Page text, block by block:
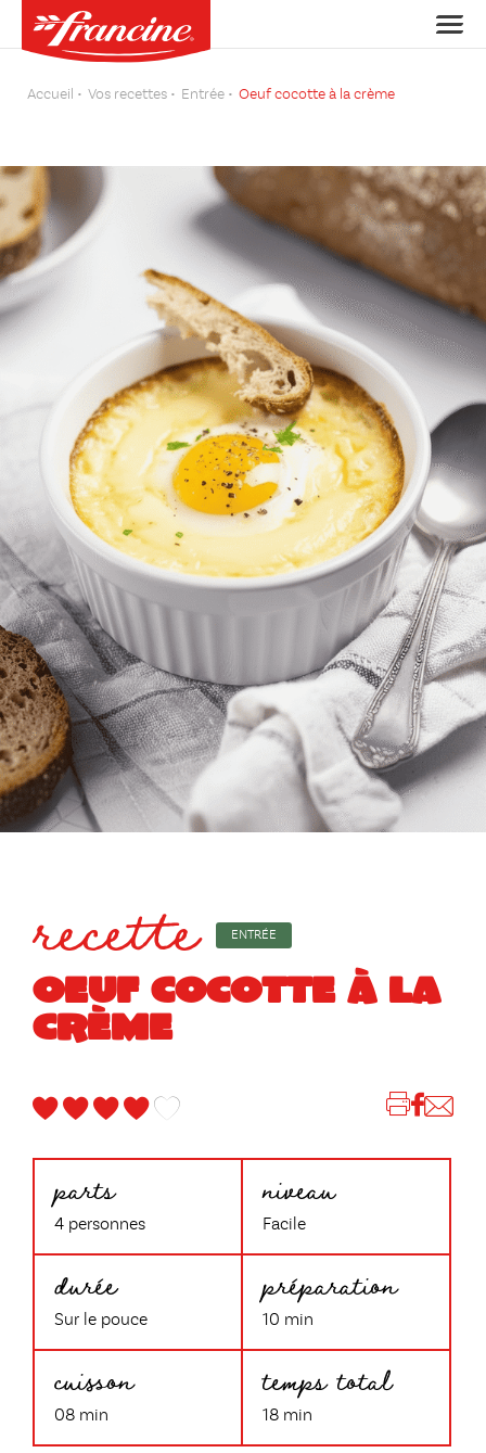
Accueil Vos recettes Entrée Oeuf cocotte à la crème
recette ENTRÉE
OEUF COCOTTE À LA
CRÈME
parts
4 personnes
niveau
Facile
durée
Sur le pouce
préparation
10 min
cuisson
08 min
temps total
18 min